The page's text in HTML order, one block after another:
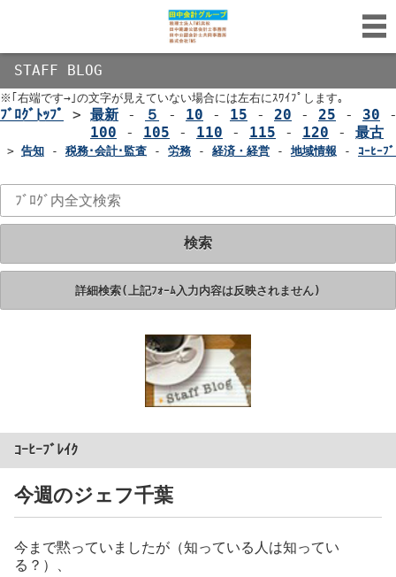
STAFF BLOG
※｢右端です→｣の文字が見えていない場合には左右にｽﾜｲﾌﾟします｡
ﾌﾞﾛｸﾞﾄｯﾌﾟ > 最新 - ５ - 10 - 15 - 20 - 25 - 30
100 - 105 - 110 - 115 - 120 - 最古
> 告知 - 税務･会計･監査 - 労務 - 経済・経営 - 地域情報 - ｺｰﾋｰﾌ
検索
詳細検索(上記ﾌｫｰﾑ入力内容は反映されません)
ｺｰﾋｰﾌﾞﾚｲｸ
今週のジェフ千葉
今まで黙っていましたが（知っている人は知ってい
る？）、